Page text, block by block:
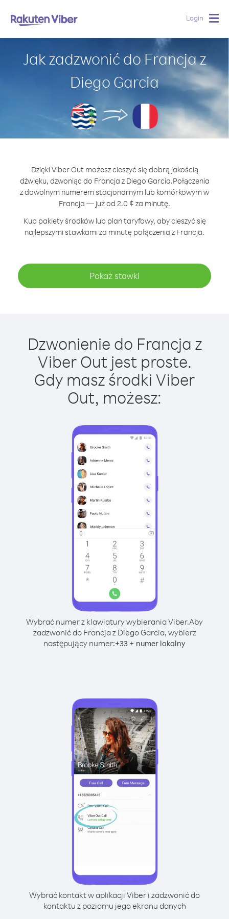
Login
Jak zadzwonić do Francja z
Diego Garcia
Dzięki Viber Out możesz cieszyć się dobrą jakością
dźwięku, dzwoniąc do Francja z Diego Garcia.Połączenia
z dowolnym numerem stacjonarnym lub komórkowym w
Francja — już od 2.0 ¢ za minutę.
Kup pakiety środków lub plan taryfowy, aby cieszyć się
najlepszymi stawkami za minutę połączenia z Francja.
Pokaż stawki
Dzwonienie do Francja z
Viber Out jest proste.
Gdy masz środki Viber
Out, możesz:
Wybrać numer z klawiatury wybierania Viber.Aby
zadzwonić do Francja z Diego Garcia, wybierz
następujący numer:+33 + numer lokalny
Wybrać kontakt w aplikacji Viber i zadzwonić do
kontaktu z poziomu jego ekranu danych